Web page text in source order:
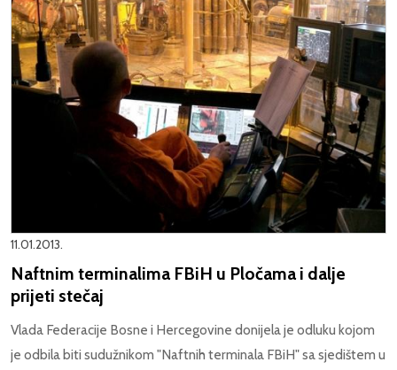
11.01.2013.
Naftnim terminalima FBiH u Pločama i dalje
prijeti stečaj
Vlada Federacije Bosne i Hercegovine donijela je odluku kojom
je odbila biti sudužnikom "Naftnih terminala FBiH" sa sjedištem u